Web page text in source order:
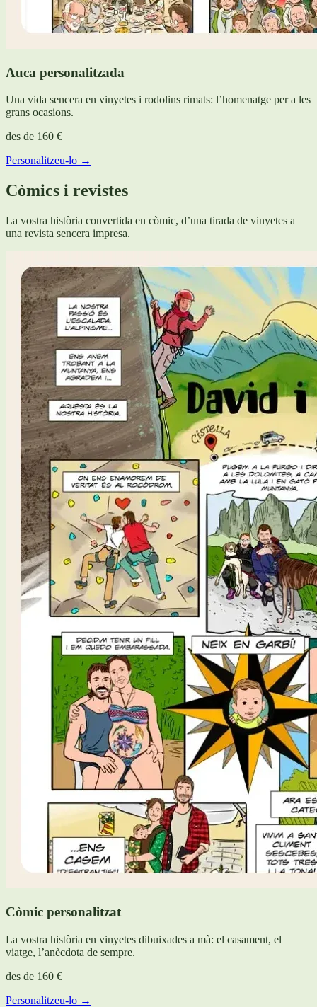
Auca personalitzada
Una vida sencera en vinyetes i rodolins rimats: l’homenatge per a les
grans ocasions.
des de 160 €
Personalitzeu-lo →
Còmics i revistes
La vostra història convertida en còmic, d’una tirada de vinyetes a
una revista sencera impresa.
Còmic personalitzat
La vostra història en vinyetes dibuixades a mà: el casament, el
viatge, l’anècdota de sempre.
des de 160 €
Personalitzeu-lo →